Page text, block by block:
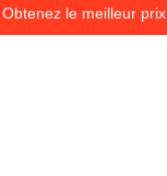
Obtenez le meilleur prix